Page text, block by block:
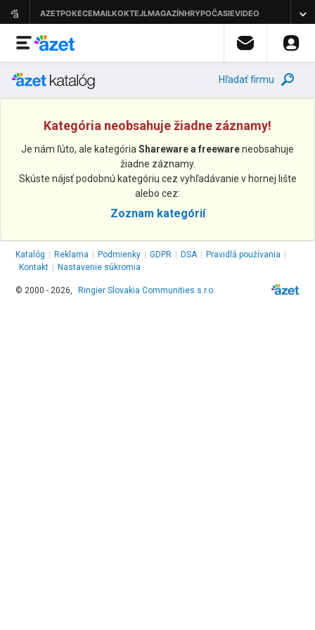
Hľadať firmu
Kategória neobsahuje žiadne záznamy!
Je nám ľúto, ale kategória Shareware a freewareneobsahuje
žiadne záznamy.
Skúste nájsť podobnú kategóriu cez vyhľadávanie v hornej lište
alebo cez:
Zoznam kategórií
Katalóg Reklama Podmienky GDPR DSA Pravidlá používania
Kontakt
Nastavenie súkromia
© 2000 - 2026, Ringier Slovakia Communities s.r.o.